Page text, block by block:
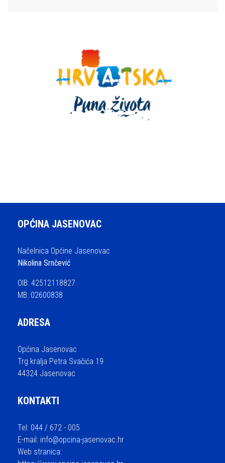
OPĆINA JASENOVAC
Načelnica Općine Jasenovac
Nikolina Srnčević
OIB: 42512118827
MB: 02600838
ADRESA
Općina Jasenovac
Trg kralja Petra Svačića 19
44324 Jasenovac
KONTAKTI
Tel: 044 / 672 - 005
E-mail: info@opcina-jasenovac.hr
Web stranica: